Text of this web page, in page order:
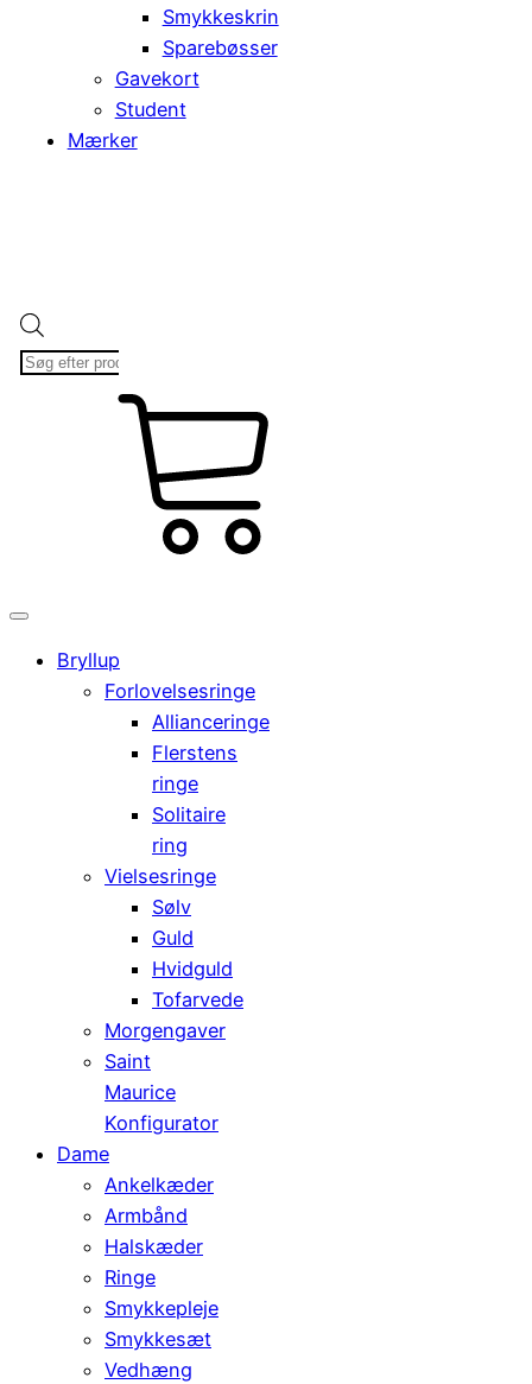
Smykkeskrin
Sparebøsser
Gavekort
Student
Mærker
Products
search
Bryllup
Forlovelsesringe
Allianceringe
Flerstens
ringe
Solitaire
ring
Vielsesringe
Sølv
Guld
Hvidguld
Tofarvede
Morgengaver
Saint
Maurice
Konfigurator
Dame
Ankelkæder
Armbånd
Halskæder
Ringe
Smykkepleje
Smykkesæt
Vedhæng